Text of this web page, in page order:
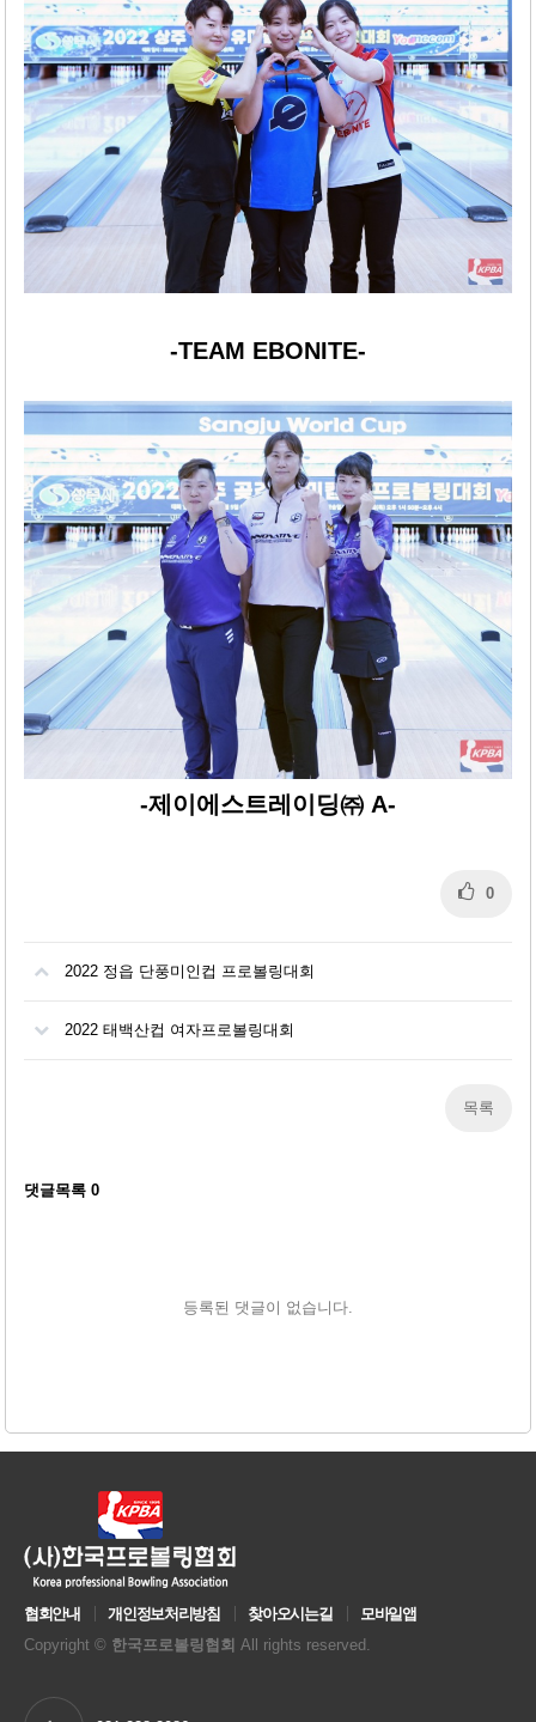
-TEAM EBONITE-
-제이에스트레이딩㈜ A-
0
2022 정읍 단풍미인컵 프로볼링대회
2022 태백산컵 여자프로볼링대회
목록
댓글목록 0
등록된 댓글이 없습니다.
협회안내 개인정보처리방침 찾아오시는길
모바일앱
Copyright © 한국프로볼링협회 All rights reserved.